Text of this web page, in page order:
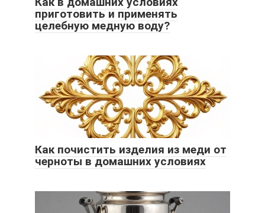
приготовить и применять
целебную медную воду?
Как почистить изделия из меди от
черноты в домашних условиях